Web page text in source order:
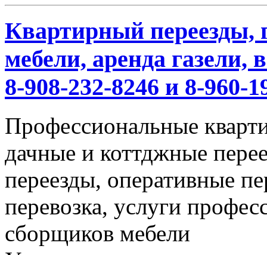
Квартирный переезды,
мебели, аренда газели,
8-908-232-8246 и 8-960-
Профессиональные
дачные и коттджные
переезды, оперативные
перевозка, услуги
сборщиков мебели